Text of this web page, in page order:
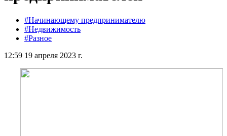
#Начинающему предпринимателю
#Недвижимость
#Разное
12:59 19 апреля 2023 г.